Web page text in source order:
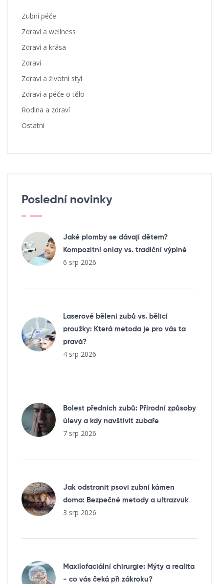
Zubní péče
Zdraví a wellness
Zdraví a krása
Zdraví
Zdraví a životní styl
Zdraví a péče o tělo
Rodina a zdraví
Ostatní
Poslední novinky
Jaké plomby se dávají dětem?
Kompozitní onlay vs. tradiční výplně
6 srp 2026
Laserové bělení zubů vs. bělicí
proužky: Která metoda je pro vás ta
pravá?
4 srp 2026
Bolest předních zubů: Přírodní způsoby
úlevy a kdy navštívit zubaře
7 srp 2026
Jak odstranit psovi zubní kámen
doma: Bezpečné metody a ultrazvuk
3 srp 2026
Maxilofaciální chirurgie: Mýty a realita
- co vás čeká při zákroku?